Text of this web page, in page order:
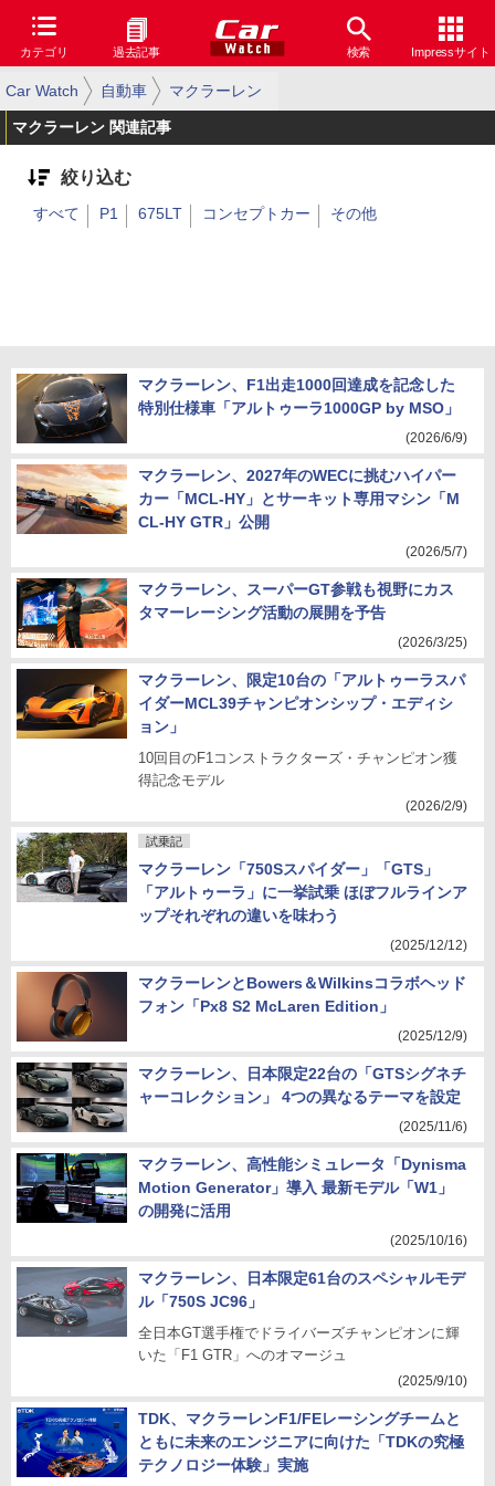
カテゴリ 過去記事 検索 Impressサイト
Car Watch 自動車 マクラーレン
マクラーレン 関連記事
絞り込む
すべて P1 675LT コンセプトカー その他
マクラーレン、F1出走1000回達成を記念した
特別仕様車「アルトゥーラ1000GP by MSO」
(2026/6/9)
マクラーレン、2027年のWECに挑むハイパー
カー「MCL-HY」とサーキット専用マシン「M
CL-HY GTR」公開
(2026/5/7)
マクラーレン、スーパーGT参戦も視野にカス
タマーレーシング活動の展開を予告
(2026/3/25)
マクラーレン、限定10台の「アルトゥーラスパ
イダーMCL39チャンピオンシップ・エディシ
ョン」
10回目のF1コンストラクターズ・チャンピオン獲
得記念モデル
(2026/2/9)
試乗記
マクラーレン「750Sスパイダー」「GTS」
「アルトゥーラ」に一挙試乗 ほぼフルラインア
ップそれぞれの違いを味わう
(2025/12/12)
マクラーレンとBowers＆Wilkinsコラボヘッド
フォン「Px8 S2 McLaren Edition」
(2025/12/9)
マクラーレン、日本限定22台の「GTSシグネチ
ャーコレクション」 4つの異なるテーマを設定
(2025/11/6)
マクラーレン、高性能シミュレータ「Dynisma
Motion Generator」導入 最新モデル「W1」
の開発に活用
(2025/10/16)
マクラーレン、日本限定61台のスペシャルモデ
ル「750S JC96」
全日本GT選手権でドライバーズチャンピオンに輝
いた「F1 GTR」へのオマージュ
(2025/9/10)
TDK、マクラーレンF1/FEレーシングチームと
ともに未来のエンジニアに向けた「TDKの究極
テクノロジー体験」実施